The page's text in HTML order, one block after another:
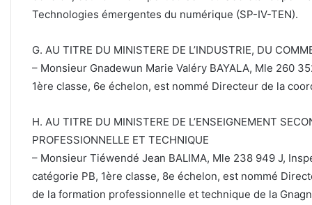
Technologies émergentes du numérique (SP-IV-TEN).
G. AU TITRE DU MINISTERE DE L’INDUSTRIE, DU
– Monsieur Gnadewun Marie Valéry BAYALA, Mle 260
1ère classe, 6e échelon, est nommé Directeur de la
H. AU TITRE DU MINISTERE DE L’ENSEIGNEMENT
PROFESSIONNELLE ET TECHNIQUE
– Monsieur Tiéwendé Jean BALIMA, Mle 238 949 J,
catégorie PB, 1ère classe, 8e échelon, est nommé
de la formation professionnelle et technique de la